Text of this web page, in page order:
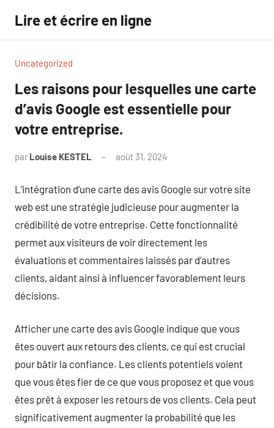
contenu
Lire et écrire en ligne
Uncategorized
Les raisons pour lesquelles une carte
d’avis Google est essentielle pour
votre entreprise.
par Louise KESTEL août 31, 2024
L’intégration d’une carte des avis Google sur votre site
web est une stratégie judicieuse pour augmenter la
crédibilité de votre entreprise. Cette fonctionnalité
permet aux visiteurs de voir directement les
évaluations et commentaires laissés par d’autres
clients, aidant ainsi à influencer favorablement leurs
décisions.
Afficher une carte des avis Google indique que vous
êtes ouvert aux retours des clients, ce qui est crucial
pour bâtir la confiance. Les clients potentiels voient
que vous êtes fier de ce que vous proposez et que vous
êtes prêt à exposer les retours de vos clients. Cela peut
significativement augmenter la probabilité que les